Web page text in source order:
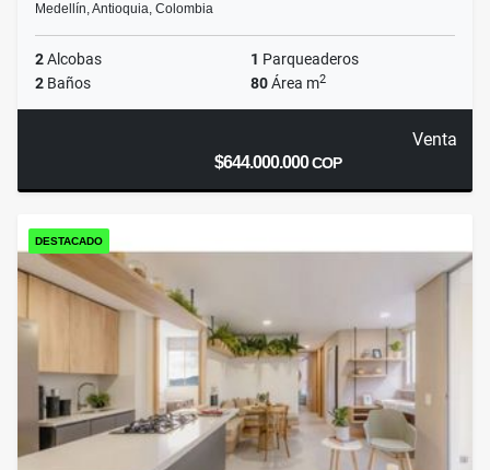
Medellín, Antioquia, Colombia
2Alcobas 1 Parqueaderos
2 Baños 80Área m2
Venta
$644.000.000COP
DESTACADO